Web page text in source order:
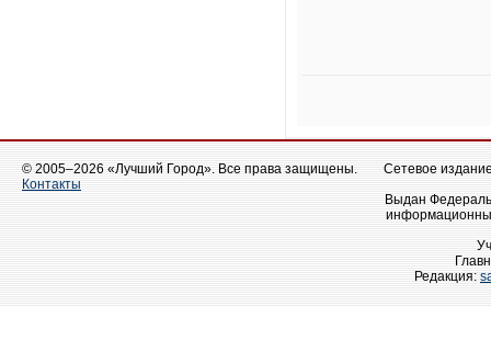
© 2005–2026 «Лучший Город». Все права защищены.
Контакты
Сетевое
Выдан
Редакция: